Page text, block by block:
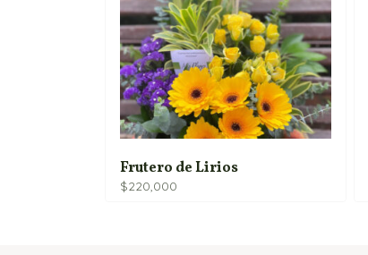
Frutero de Lirios
$220,000